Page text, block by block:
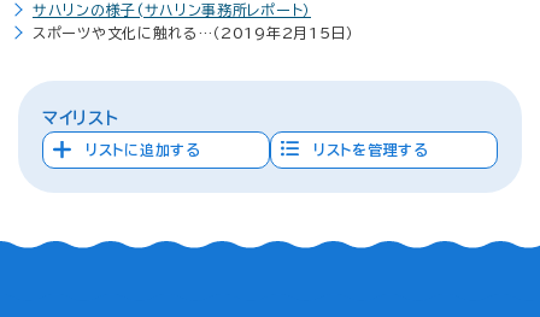
サハリンの様子(サハリン事務所レポート）
スポーツや文化に触れる…（2019年2月15日）
マイリスト
リストに追加する リストを管理する